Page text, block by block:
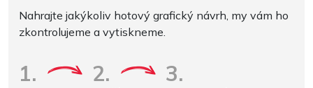
Nahrajte jakýkoliv hotový grafický návrh, my vám ho
zkontrolujeme a vytiskneme.
1. 2. 3.